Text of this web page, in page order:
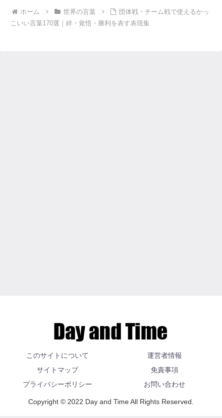
ホーム 世界の言葉
団体戦・チーム戦で使えるかっ
こいい言葉170選｜絆・覚悟・勝利を表す表現集
このサイトについて
運営者情報
サイトマップ
免責事項
プライバシーポリシー
お問い合わせ
Copyright © 2022 Day and Time All Rights Reserved.